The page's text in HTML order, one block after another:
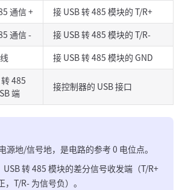
通信 +
接 USB 转 485 模块的 T/R+
通信 -
接 USB 转 485 模块的 T/R-
接 USB 转 485 模块的 GND
485
端
接控制器的 USB 接口
源地/信号地，是电路的参考 0 电位点。
USB 转 485 模块的差分信号收发端（T/R+
，T/R- 为信号负）。